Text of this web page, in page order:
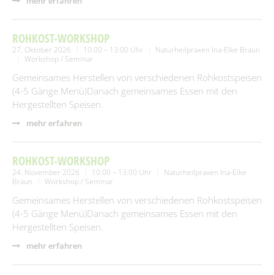
ROHKOST-WORKSHOP
27. Oktober 2026 10:00 – 13:00 Uhr
Naturheilpraxen Ina-Elke Braun
Workshop / Seminar
Gemeinsames Herstellen von verschiedenen Rohkostspeisen
(4-5 Gänge Menü)Danach gemeinsames Essen mit den
Hergestellten Speisen.
mehr erfahren
ROHKOST-WORKSHOP
24. November 2026 10:00 – 13:00 Uhr
Naturheilpraxen Ina-Elke
Braun
Workshop / Seminar
Gemeinsames Herstellen von verschiedenen Rohkostspeisen
(4-5 Gänge Menü)Danach gemeinsames Essen mit den
Hergestellten Speisen.
mehr erfahren